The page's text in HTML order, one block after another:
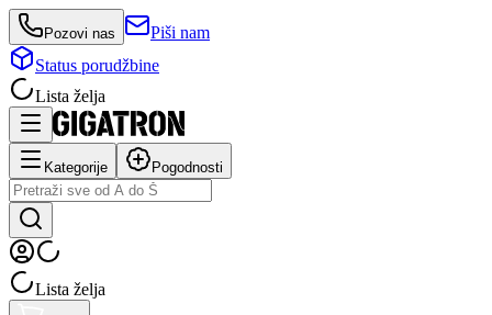
Pozovi nas
Piši nam
Status porudžbine
Lista želja
Kategorije Pogodnosti
Lista želja